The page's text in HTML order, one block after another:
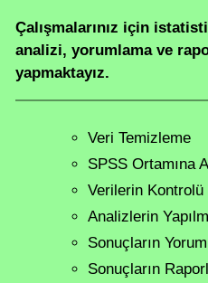
Çalışmalarınız için
analizi, yorumlama ve
yapmaktayız.
Veri Temizleme
SPSS Ortamına
Verilerin Kontrolü
Analizlerin
Sonuçların
Sonuçların